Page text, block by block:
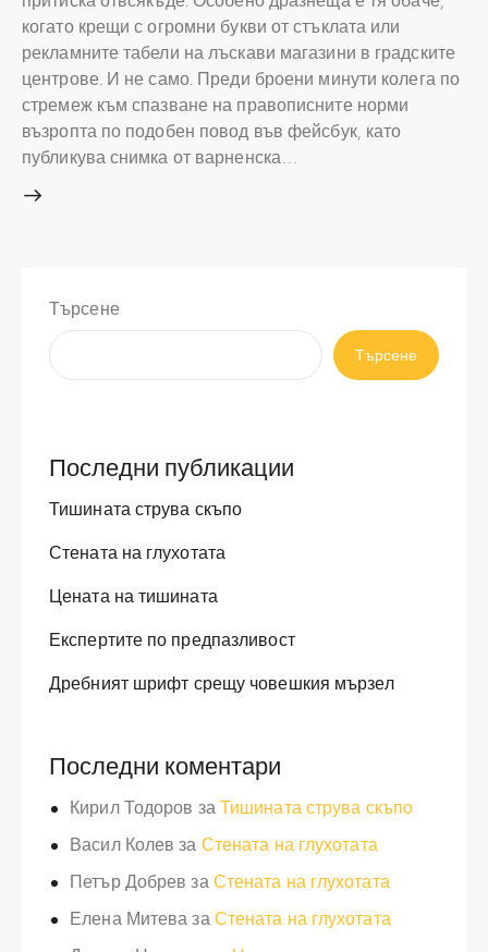
когато крещи с огромни букви от стъклата или
рекламните табели на лъскави магазини в градските
центрове. И не само. Преди броени минути колега по
стремеж към спазване на правописните норми
възропта по подобен повод във фейсбук, като
публикува снимка от варненска…
Търсене
Търсене
Последни публикации
Тишината струва скъпо
Стената на глухотата
Цената на тишината
Експертите по предпазливост
Дребният шрифт срещу човешкия мързел
Последни коментари
Кирил Тодоров заТишината струва скъпо
Васил Колев за Стената на глухотата
Петър Добрев заСтената на глухотата
Елена МитевазаСтената на глухотата